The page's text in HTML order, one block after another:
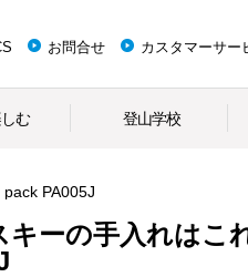
お問合せ カスタマーサー
む 登山学校
pack PA005J
キーの手入れは